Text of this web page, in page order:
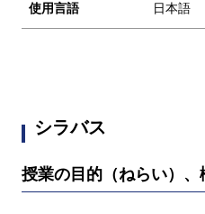
使用言語 日本語
シラバス
授業の目的（ねらい）、